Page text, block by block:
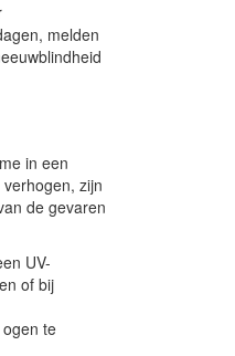
melden
in een
zijn
de gevaren
UV-
of bij
te